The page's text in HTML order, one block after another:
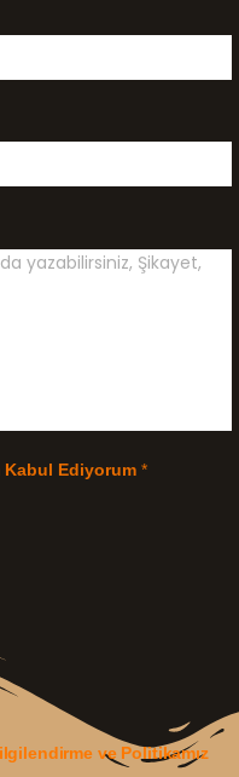
Ediyorum *
ve Politikamız